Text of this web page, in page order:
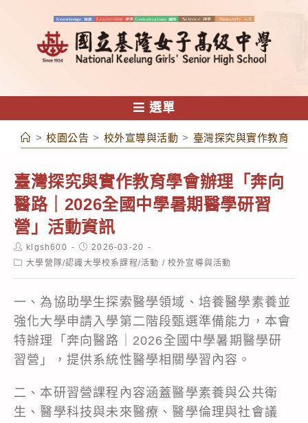
容
選單
> 校園公告 > 校外宣導與活動 > 臺灣探究與實作教育學
臺灣探究與實作教育學會辦理「奔向
醫路｜2026全國中學暑期醫學研習
營」活動資訊
Post
author:
klgsh600
Post
published:
2026-03-20
Post大學營隊/認識大學校系課程/活動 / 校外宣導與活動
一、為協助學生探索醫學領域、培養醫學素養並
強化大學申請入學第二階段甄選準備能力，本會
特辦理「奔向醫路｜2026全國中學暑期醫學研
習營」，提供系統性醫學相關學習內容。
二、本研習營課程內容涵蓋醫學素養與公共衛
生、醫學科技與未來醫療、醫學倫理與社會議